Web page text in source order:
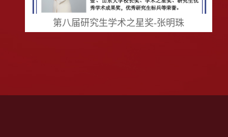
第八届研究生学术之星奖-张明珠